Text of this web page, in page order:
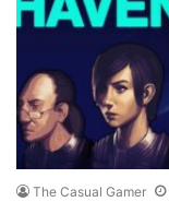
The Casual Gamer